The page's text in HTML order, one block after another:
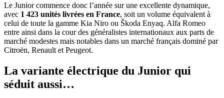
Le Junior commence donc l’année sur une excellente dynamique,
avec 1 423 unités livrées en France, soit un volume équivalent à
celui de toute la gamme Kia Niro ou Škoda Enyaq. Alfa Romeo
entre ainsi dans la cour des généralistes internationaux aux parts de
marché modestes mais notables dans un marché français dominé par
Citroën, Renault et Peugeot.
La variante électrique du Junior qui
séduit aussi…